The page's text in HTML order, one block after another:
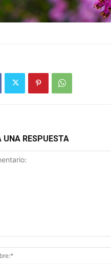
UNA RESPUESTA